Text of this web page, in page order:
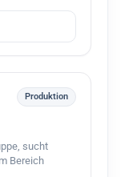
inklusive
ist
bei
3 Millionen
zügig
einen
Produktion
sucht
Bereich